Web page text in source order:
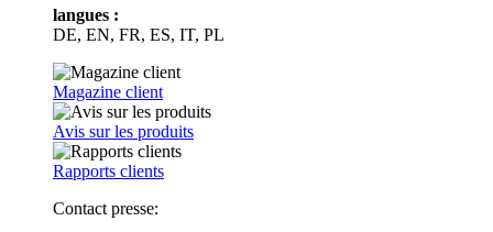
langues :
DE, EN, FR, ES, IT, PL
Magazine client
Avis sur les produits
Rapports clients
Contact presse: